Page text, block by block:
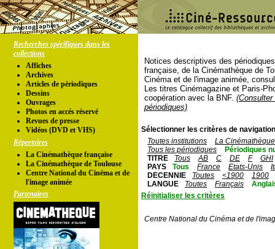
Recherches spécifiques dans les
collections
Affiches
Archives
Articles de périodiques
Dessins
Ouvrages
Photos en accés réservé
Revues de presse
Vidéos (DVD et VHS)
Répertoires
La Cinémathèque française
La Cinémathèque de Toulouse
Centre National du Cinéma et de
l'image animée
Partenaires
Notices descriptives des
française, de la Cinémathèque de
Cinéma et de l'image animée,
Les titres Cinémagazine et Paris-
coopération avec la BNF.
périodiques)
Sélectionner les critères de
Toutes institutions
La
Tous les périodiques
Périodiques
TITRE
Tous AB C DE F
GHI
PAYS
Tous France Etats-Unis
DECENNIE
Toutes <1900
1900
LANGUE
Toutes Français
Réinitialiser les critères
Centre National du Cinéma et de